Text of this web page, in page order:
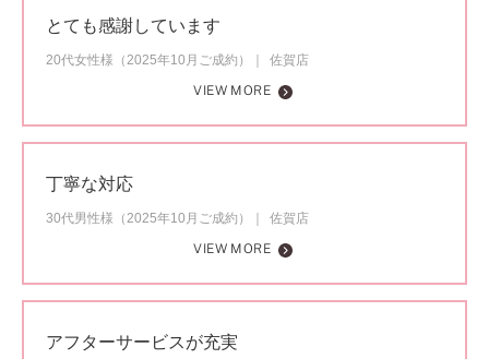
とても感謝しています
20代女性様（2025年10月ご成約）
佐賀店
VIEW MORE
丁寧な対応
30代男性様（2025年10月ご成約）
佐賀店
VIEW MORE
アフターサービスが充実